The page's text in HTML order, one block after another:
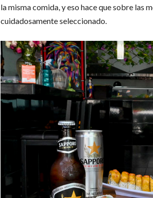
la misma comida, y eso hace que sobre las
cuidadosamente seleccionado.